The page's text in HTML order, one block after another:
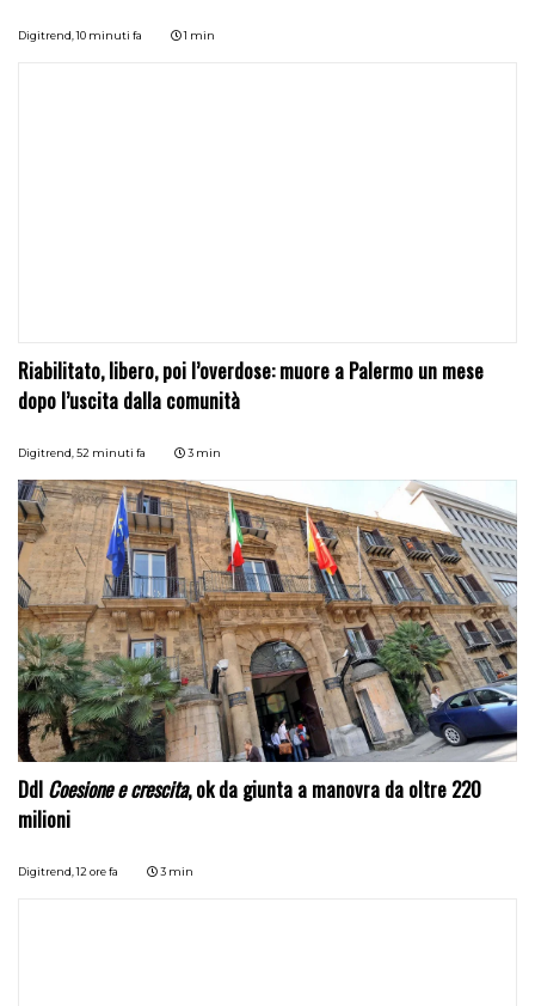
Digitrend,10 minuti fa 1 min
Riabilitato, libero, poi l’overdose: muore a Palermo un mese
dopo l’uscita dalla comunità
Digitrend,52 minuti fa 3 min
Ddl Coesione e crescita, ok da giunta a manovra da oltre 220
milioni
Digitrend,12 ore fa 3 min